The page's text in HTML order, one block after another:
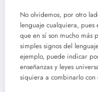
No olvidemos, por otro
lenguaje cualquiera, pues
que en sí son mucho más
simples signos del
ejemplo, puede indicar
enseñanzas y leyes
siquiera a combinarlo con